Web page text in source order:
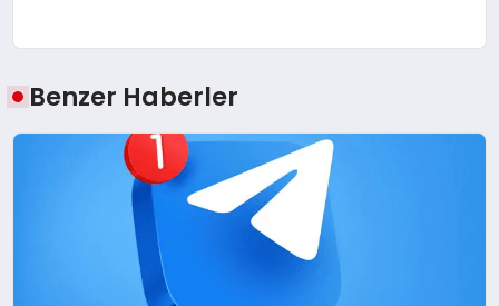
Benzer Haberler